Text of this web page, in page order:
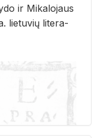
ir Mi­ka­lo­jaus
lie­tu­vių li­te­ra­